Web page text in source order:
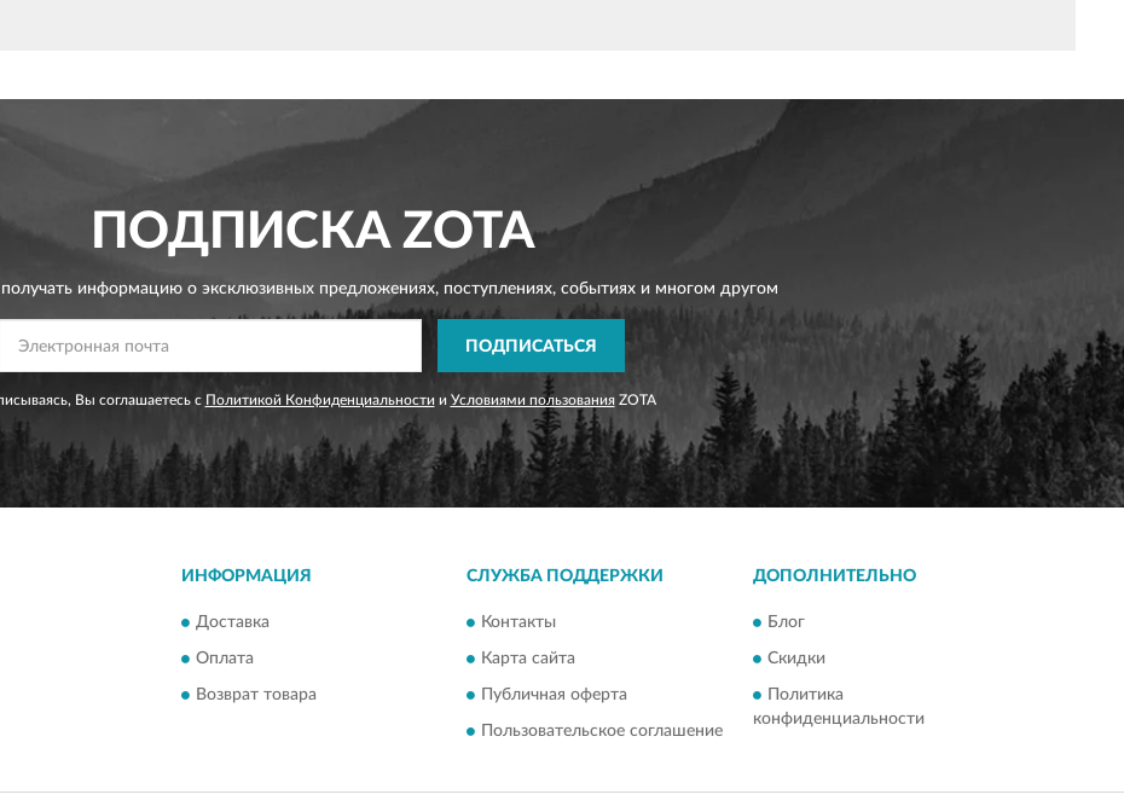
ПОДПИСКАZOTA
информацию о эксклюзивных предложениях,поступлениях, событиях и многом другом
ПОДПИСАТЬСЯ
Вы соглашаетесь с Политикой Конфиденциальности и Условиями пользованияZOTA
ИНФОРМАЦИЯ
Доставка
Оплата
Возврат товара
СЛУЖБА ПОДДЕРЖКИ
Контакты
Карта сайта
Публичная оферта
Пользовательское соглашение
ДОПОЛНИТЕЛЬНО
Блог
Скидки
Политика
конфиденциальности